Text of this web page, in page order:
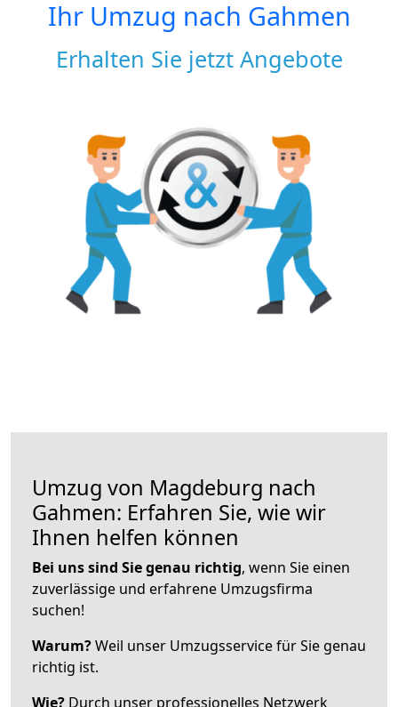
Ihr Umzug nach Gahmen
Erhalten Sie jetzt Angebote
Umzug von Magdeburg nach
Gahmen: Erfahren Sie, wie wir
Ihnen helfen können
Bei uns sind Sie genau richtig, wenn Sie einen
zuverlässige und erfahrene Umzugsfirma
suchen!
Warum?Weil unser Umzugsservice für Sie genau
richtig ist.
Wie? Durch unser professionelles Netzwerk